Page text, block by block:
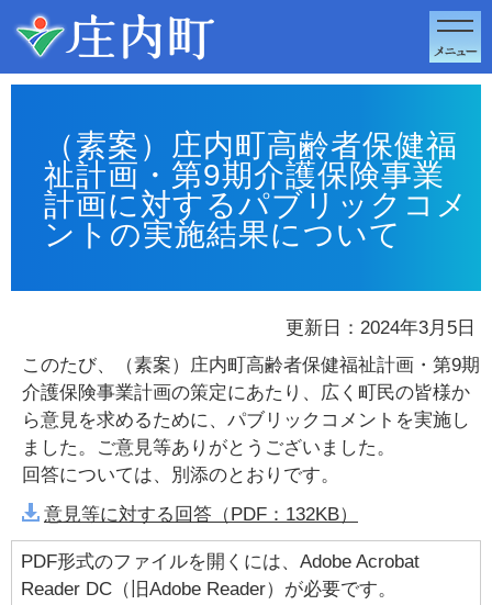
このページの本文へ移動
（素案）庄内町高齢者保健福
祉計画・第9期介護保険事業
計画に対するパブリックコメ
ントの実施結果について
更新日：2024年3月5日
このたび、（素案）庄内町高齢者保健福祉計画・第9期
介護保険事業計画の策定にあたり、広く町民の皆様か
ら意見を求めるために、パブリックコメントを実施し
ました。ご意見等ありがとうございました。
回答については、別添のとおりです。
意見等に対する回答（PDF：132KB）
PDF形式のファイルを開くには、Adobe Acrobat
Reader DC（旧Adobe Reader）が必要です。